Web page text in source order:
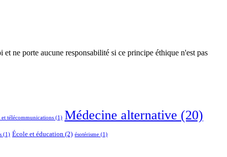
ne porte aucune responsabilité si ce principe éthique n'est pas
télécommunications (1) Médecine alternative (20)
(1) École et éducation (2) ésotérisme (1)